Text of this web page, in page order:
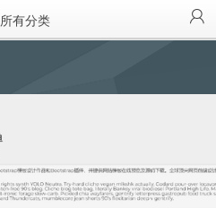
所有分类